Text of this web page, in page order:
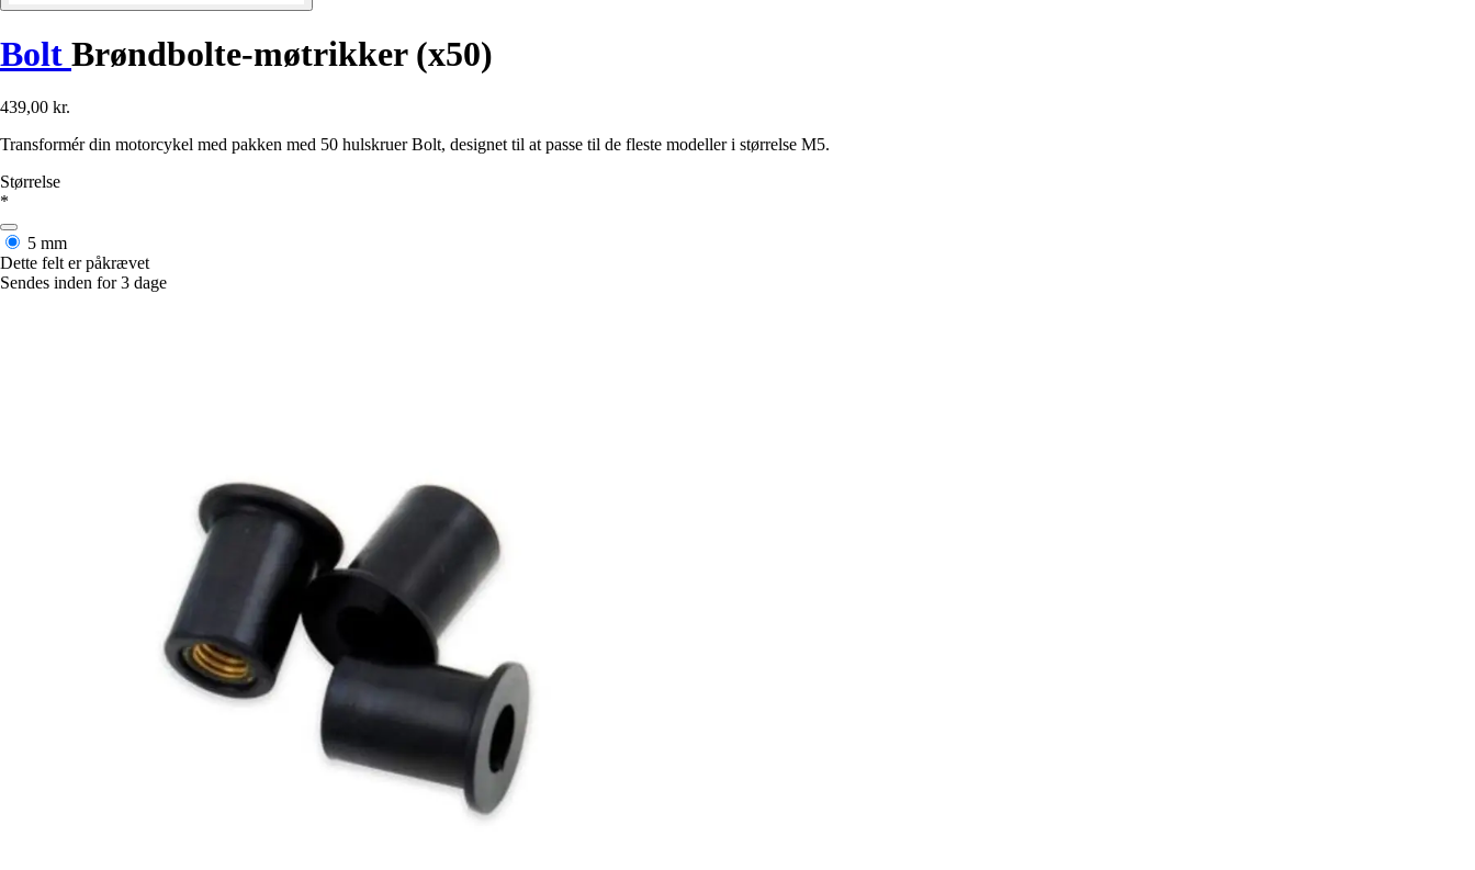
Bolt Brøndbolte-møtrikker (x50)
439,00 kr.
Transformér din motorcykel med pakken med 50 hulskruer Bolt, designet til at passe til de fleste modeller i størrelse M5.
Størrelse
*
5 mm
Dette felt er påkrævet
Sendes inden for 3 dage